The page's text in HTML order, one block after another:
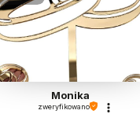
Monika
zweryfikowano